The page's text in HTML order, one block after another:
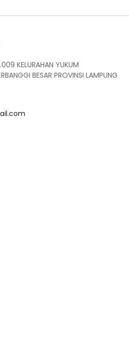
KELURAHAN YUKUM
BESAR PROVINSI LAMPUNG